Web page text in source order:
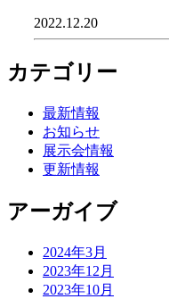
2022.12.20
カテゴリー
最新情報
お知らせ
展示会情報
更新情報
アーガイブ
2024年3月
2023年12月
2023年10月